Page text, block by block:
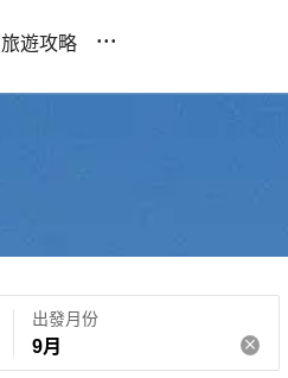
旅遊攻略 ...
出發月份
9月